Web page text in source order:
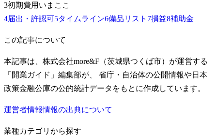
3初期費用 いまここ
4届出・許認可5タイムライン6備品リスト 7損益8補助金
この記事について
本記事は、株式会社more&F（茨城県つくば市）が運営する
「開業ガイド」編集部が、 省庁・自治体の公開情報や日本
政策金融公庫の公的統計データをもとに作成しています。
運営者情報情報の出典について
業種カテゴリから探す